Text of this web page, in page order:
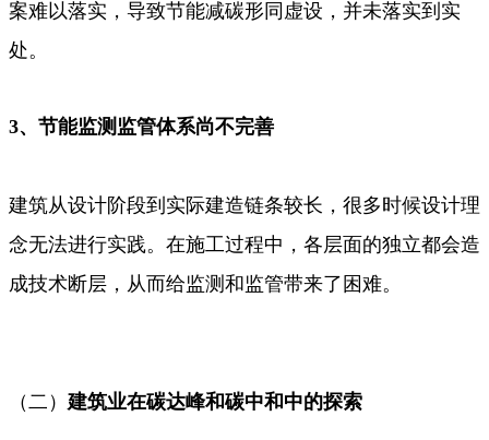
案难以落实，导致节能减碳形同虚设，并未落实到实
处。
3、节能监测监管体系尚不完善
建筑从设计阶段到实际建造链条较长，很多时候设计理
念无法进行实践。在施工过程中，各层面的独立都会造
成技术断层，从而给监测和监管带来了困难。
（二） 建筑业在碳达峰和碳中和中的探索